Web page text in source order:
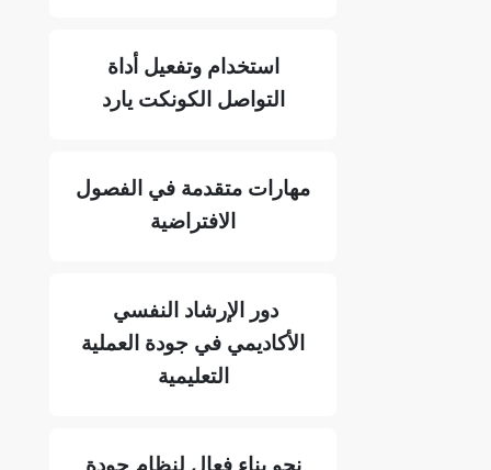
استخدام وتفعيل أداة
التواصل الكونكت يارد
مهارات متقدمة في الفصول
دور الإرشاد النفسي
الأكاديمي في جودة العملية
نحو بناء فعال لنظام جودة